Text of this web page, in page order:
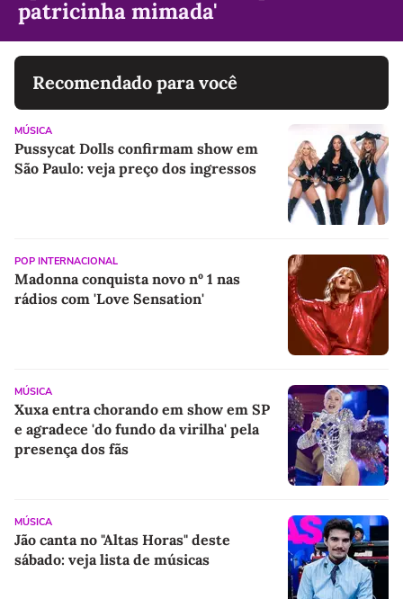
patricinha mimada'
Recomendado para você
MÚSICA
Pussycat Dolls confirmam show em
São Paulo: veja preço dos ingressos
POP INTERNACIONAL
Madonna conquista novo nº 1 nas
rádios com 'Love Sensation'
MÚSICA
Xuxa entra chorando em show em SP
e agradece 'do fundo da virilha' pela
presença dos fãs
MÚSICA
Jão canta no "Altas Horas" deste
sábado: veja lista de músicas